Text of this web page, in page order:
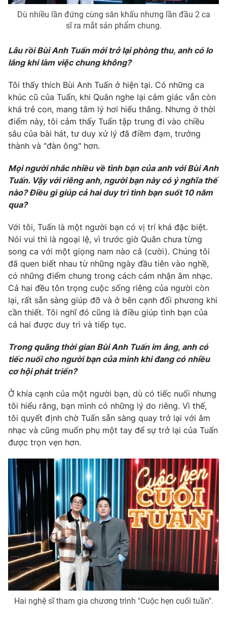
Theo dõi báo trên
Cơ quan chủ quản:
Đài Truyền hình Việt Nam
Cơ quan báo chí:Thời báo VTV
cấp ngày 29/12/2023
Tổng Biên tập:Vũ Thanh Thủy
Phó Tổng Biên tập:Nguyễn Thị Mỹ Hạnh, Phạm Quốc Thắng,
Nguyễn Trọng Ninh
Tổng đài VTV:024.38 355 931 - 024.38 355 932
Ðiện thoại Thời báo VTV:024.66 897 897
Email:toasoan@vtv.vn
Liên hệ quảng cáo:024-7300.7108
® Cấm sao chép dưới mọi hình thức nếu không có sự chấp
thuận bằng văn bản. Ghi rõ nguồn VTV.vn khi phát hành lại
thông tin từ website này.
Dù nhiều lần đứng cùng sân khấu nhưng lần đầu 2 ca
sĩ ra mắt sản phẩm chung.
Lâu rồi Bùi Anh Tuấn mới trở lại phòng thu, anh có lo
lắng khi làm việc chung không?
Tôi thấy thích Bùi Anh Tuấn ở hiện tại. Có những ca
khúc cũ của Tuấn, khi Quân nghe lại cảm giác vẫn còn
khá trẻ con, mang tâm lý hơi hiếu thắng. Nhưng ở thời
điểm này, tôi cảm thấy Tuấn tập trung đi vào chiều
sâu của bài hát, tư duy xử lý đã điềm đạm, trưởng
thành và "đàn ông" hơn.
Mọi người nhắc nhiều về tình bạn của anh với Bùi Anh
Tuấn. Vậy với riêng anh, người bạn này có ý nghĩa thế
nào? Điều gì giúp cả hai duy trì tình bạn suốt 10 năm
qua?
Với tôi, Tuấn là một người bạn có vị trí khá đặc biệt.
Nói vui thì là ngoại lệ, vì trước giờ Quân chưa từng
song ca với một giọng nam nào cả (cười). Chúng tôi
đã quen biết nhau từ những ngày đầu tiên vào nghề,
có những điểm chung trong cách cảm nhận âm nhạc.
Cả hai đều tôn trọng cuộc sống riêng của người còn
lại, rất sẵn sàng giúp đỡ và ở bên cạnh đối phương khi
cần thiết. Tôi nghĩ đó cũng là điều giúp tình bạn của
cả hai được duy trì và tiếp tục.
Trong quãng thời gian Bùi Anh Tuấn im ắng, anh có
tiếc nuối cho người bạn của mình khi đang có nhiều
cơ hội phát triển?
Ở khía cạnh của một người bạn, dù có tiếc nuối nhưng
tôi hiểu rằng, bạn mình có những lý do riêng. Vì thế,
tôi quyết định chờ Tuấn sẵn sàng quay trở lại với âm
nhạc và cũng muốn phụ một tay để sự trở lại của Tuấn
được trọn vẹn hơn.
Hai nghệ sĩ tham gia chương trình "Cuộc hẹn cuối tuần".